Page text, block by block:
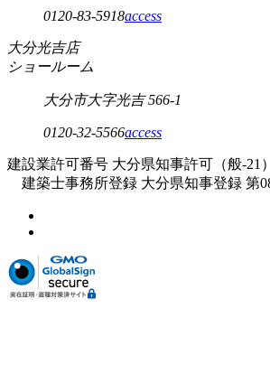
0120-83-5918access
大分光吉店
ショールーム
大分市大字光吉 566-1
0120-32-5566access
建設業許可番号 大分県知事許可（般-21
建築士事務所登録 大分県知事登録 第